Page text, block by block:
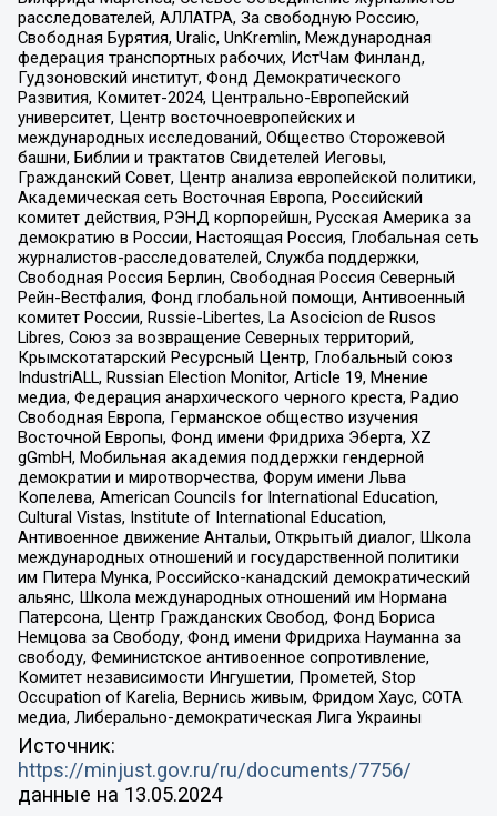
расследователей, АЛЛАТРА, За свободную Россию,
Свободная Бурятия, Uralic, UnKremlin, Международная
федерация транспортных рабочих, ИстЧам Финланд,
Гудзоновский институт, Фонд Демократического
Развития, Комитет-2024, Центрально-Европейский
университет, Центр восточноевропейских и
международных исследований, Общество Сторожевой
башни, Библии и трактатов Свидетелей Иеговы,
Гражданский Совет, Центр анализа европейской политики,
Академическая сеть Восточная Европа, Российский
комитет действия, РЭНД корпорейшн, Русская Америка за
демократию в России, Настоящая Россия, Глобальная сеть
журналистов-расследователей, Служба поддержки,
Свободная Россия Берлин, Свободная Россия Северный
Рейн-Вестфалия, Фонд глобальной помощи, Антивоенный
комитет России, Russie-Libertes, La Asocicion de Rusos
Libres, Союз за возвращение Северных территорий,
Крымскотатарский Ресурсный Центр, Глобальный союз
IndustriALL, Russian Election Monitor, Article 19, Мнение
медиа, Федерация анархического черного креста, Радио
Свободная Европа, Германское общество изучения
Восточной Европы, Фонд имени Фридриха Эберта, XZ
gGmbH, Мобильная академия поддержки гендерной
демократии и миротворчества, Форум имени Льва
Копелева, American Councils for International Education,
Cultural Vistas, Institute of International Education,
Антивоенное движение Антальи, Открытый диалог, Школа
международных отношений и государственной политики
им Питера Мунка, Российско-канадский демократический
альянс, Школа международных отношений им Нормана
Патерсона, Центр Гражданских Свобод, Фонд Бориса
Немцова за Свободу, Фонд имени Фридриха Науманна за
свободу, Феминистское антивоенное сопротивление,
Комитет независимости Ингушетии, Прометей, Stop
Occupation of Karelia, Вернись живым, Фридом Хаус, СОТА
медиа, Либерально-демократическая Лига Украины
Источник:
https://minjust.gov.ru/ru/documents/7756/
данные на 13.05.2024